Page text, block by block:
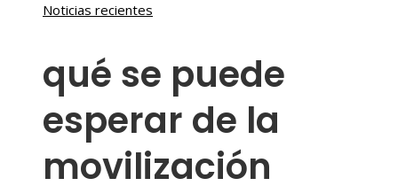
Noticias recientes
qué se puede
esperar de la
movilización